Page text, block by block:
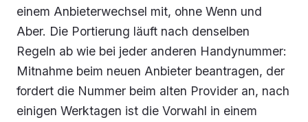
einem Anbieterwechsel mit, ohne Wenn und
Aber. Die Portierung läuft nach denselben
Regeln ab wie bei jeder anderen Handynummer:
Mitnahme beim neuen Anbieter beantragen, der
fordert die Nummer beim alten Provider an, nach
einigen Werktagen ist die Vorwahl in einem